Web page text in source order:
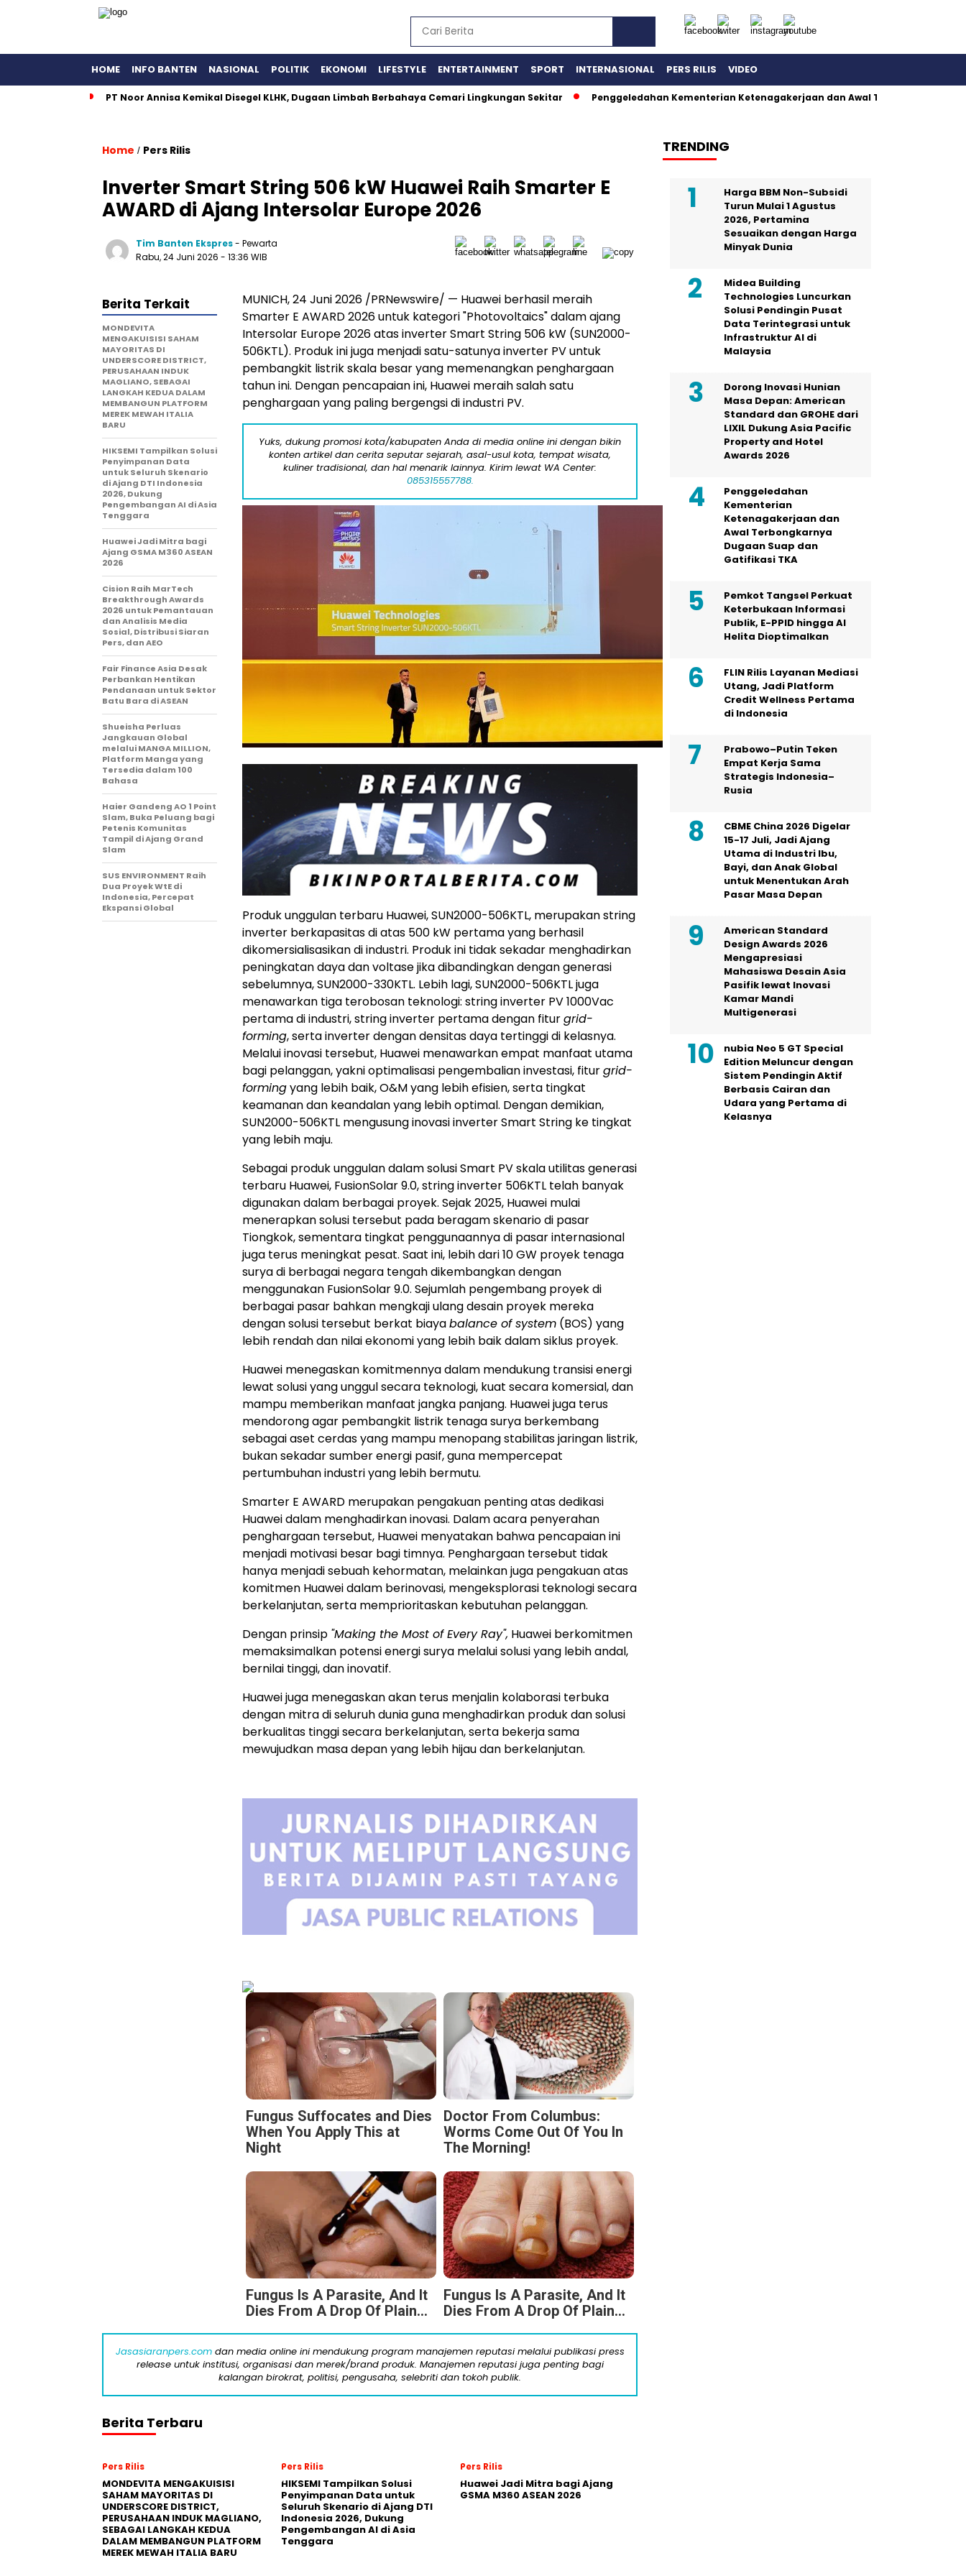
HOME INFO BANTEN NASIONAL POLITIK EKONOMI LIFESTYLE ENTERTAINMENT SPORT INTERNASIONAL PERS RILIS VIDEO
PT Noor Annisa Kemikal Disegel KLHK, Dugaan Limbah Berbahaya Cemari Lingkungan Sekitar Penggeledahan Kementerian Ketenagakerjaan dan Awal Terbongkarnya
Home / Pers Rilis
Inverter Smart String 506 kW Huawei Raih Smarter E
AWARD di Ajang Intersolar Europe 2026
Tim Banten Ekspres- Pewarta
Rabu, 24 Juni 2026 - 13:36 WIB
MUNICH, 24 Juni 2026 /PRNewswire/ — Huawei berhasil meraih
Smarter E AWARD 2026 untuk kategori "Photovoltaics" dalam ajang
Intersolar Europe 2026 atas inverter Smart String 506 kW (SUN2000-
506KTL). Produk ini juga menjadi satu-satunya inverter PV untuk
pembangkit listrik skala besar yang memenangkan penghargaan
tahun ini. Dengan pencapaian ini, Huawei meraih salah satu
penghargaan yang paling bergengsi di industri PV.
Yuks, dukung promosi kota/kabupaten Anda di media online ini dengan bikin
konten artikel dan cerita seputar sejarah, asal-usul kota, tempat wisata,
kuliner tradisional, dan hal menarik lainnya. Kirim lewat WA Center:
085315557788.
Produk unggulan terbaru Huawei, SUN2000-506KTL, merupakan string
inverter berkapasitas di atas 500 kW pertama yang berhasil
dikomersialisasikan di industri. Produk ini tidak sekadar menghadirkan
peningkatan daya dan voltase jika dibandingkan dengan generasi
sebelumnya, SUN2000-330KTL. Lebih lagi, SUN2000-506KTL juga
menawarkan tiga terobosan teknologi: string inverter PV 1000Vac
pertama di industri, string inverter pertama dengan fiturgrid-
forming, serta inverter dengan densitas daya tertinggi di kelasnya.
Melalui inovasi tersebut, Huawei menawarkan empat manfaat utama
bagi pelanggan, yakni optimalisasi pengembalian investasi, fiturgrid-
formingyang lebih baik, O&M yang lebih efisien, serta tingkat
keamanan dan keandalan yang lebih optimal. Dengan demikian,
SUN2000-506KTL mengusung inovasi inverter Smart String ke tingkat
yang lebih maju.
Sebagai produk unggulan dalam solusi Smart PV skala utilitas generasi
terbaru Huawei, FusionSolar 9.0, string inverter 506KTL telah banyak
digunakan dalam berbagai proyek. Sejak 2025, Huawei mulai
menerapkan solusi tersebut pada beragam skenario di pasar
Tiongkok, sementara tingkat penggunaannya di pasar internasional
juga terus meningkat pesat. Saat ini, lebih dari 10 GW proyek tenaga
surya di berbagai negara tengah dikembangkan dengan
menggunakan FusionSolar 9.0. Sejumlah pengembang proyek di
berbagai pasar bahkan mengkaji ulang desain proyek mereka
dengan solusi tersebut berkat biayabalance of system (BOS) yang
lebih rendah dan nilai ekonomi yang lebih baik dalam siklus proyek.
Huawei menegaskan komitmennya dalam mendukung transisi energi
lewat solusi yang unggul secara teknologi, kuat secara komersial, dan
mampu memberikan manfaat jangka panjang. Huawei juga terus
mendorong agar pembangkit listrik tenaga surya berkembang
sebagai aset cerdas yang mampu menopang stabilitas jaringan listrik,
bukan sekadar sumber energi pasif, guna mempercepat
pertumbuhan industri yang lebih bermutu.
Smarter E AWARD merupakan pengakuan penting atas dedikasi
Huawei dalam menghadirkan inovasi. Dalam acara penyerahan
penghargaan tersebut, Huawei menyatakan bahwa pencapaian ini
menjadi motivasi besar bagi timnya. Penghargaan tersebut tidak
hanya menjadi sebuah kehormatan, melainkan juga pengakuan atas
komitmen Huawei dalam berinovasi, mengeksplorasi teknologi secara
berkelanjutan, serta memprioritaskan kebutuhan pelanggan.
Dengan prinsip "Making the Most of Every Ray", Huawei berkomitmen
memaksimalkan potensi energi surya melalui solusi yang lebih andal,
bernilai tinggi, dan inovatif.
Huawei juga menegaskan akan terus menjalin kolaborasi terbuka
dengan mitra di seluruh dunia guna menghadirkan produk dan solusi
berkualitas tinggi secara berkelanjutan, serta bekerja sama
mewujudkan masa depan yang lebih hijau dan berkelanjutan.
Fungus Suffocates and Dies
When You Apply This at
Night
Doctor From Columbus:
Worms Come Out Of You In
The Morning!
Fungus Is A Parasite, And It
Dies From A Drop Of Plain...
Fungus Is A Parasite, And It
Dies From A Drop Of Plain...
Berita Terkait
MONDEVITA
MENGAKUISISI SAHAM
MAYORITAS DI
UNDERSCORE DISTRICT,
PERUSAHAAN INDUK
MAGLIANO, SEBAGAI
LANGKAH KEDUA DALAM
MEMBANGUN PLATFORM
MEREK MEWAH ITALIA
BARU
HIKSEMI Tampilkan Solusi
Penyimpanan Data
untuk Seluruh Skenario
di Ajang DTI Indonesia
2026, Dukung
Pengembangan AI di Asia
Tenggara
Huawei Jadi Mitra bagi
Ajang GSMA M360 ASEAN
2026
Cision Raih MarTech
Breakthrough Awards
2026 untuk Pemantauan
dan Analisis Media
Sosial, Distribusi Siaran
Pers, dan AEO
Fair Finance Asia Desak
Perbankan Hentikan
Pendanaan untuk Sektor
Batu Bara di ASEAN
Shueisha Perluas
Jangkauan Global
melalui MANGA MILLION,
Platform Manga yang
Tersedia dalam 100
Bahasa
Haier Gandeng AO 1 Point
Slam, Buka Peluang bagi
Petenis Komunitas
Tampil di Ajang Grand
Slam
SUS ENVIRONMENT Raih
Dua Proyek WtE di
Indonesia, Percepat
Ekspansi Global
Jasasiaranpers.comdan media online ini mendukung program manajemen reputasi melalui publikasi press
release untuk institusi, organisasi dan merek/brand produk. Manajemen reputasi juga penting bagi
kalangan birokrat, politisi, pengusaha, selebriti dan tokoh publik.
Berita Terbaru
Pers Rilis
MONDEVITA MENGAKUISISI
SAHAM MAYORITAS DI
UNDERSCORE DISTRICT,
PERUSAHAAN INDUK MAGLIANO,
SEBAGAI LANGKAH KEDUA
DALAM MEMBANGUN PLATFORM
MEREK MEWAH ITALIA BARU
Pers Rilis
HIKSEMI Tampilkan Solusi
Penyimpanan Data untuk
Seluruh Skenario di Ajang DTI
Indonesia 2026, Dukung
Pengembangan AI di Asia
Tenggara
Pers Rilis
Huawei Jadi Mitra bagi Ajang
GSMA M360 ASEAN 2026
TRENDING
Harga BBM Non-Subsidi
Turun Mulai 1 Agustus
2026, Pertamina
Sesuaikan dengan Harga
Minyak Dunia
Midea Building
Technologies Luncurkan
Solusi Pendingin Pusat
Data Terintegrasi untuk
Infrastruktur AI di
Malaysia
Dorong Inovasi Hunian
Masa Depan: American
Standard dan GROHE dari
LIXIL Dukung Asia Pacific
Property and Hotel
Awards 2026
Penggeledahan
Kementerian
Ketenagakerjaan dan
Awal Terbongkarnya
Dugaan Suap dan
Gatifikasi TKA
Pemkot Tangsel Perkuat
Keterbukaan Informasi
Publik, E-PPID hingga AI
Helita Dioptimalkan
FLIN Rilis Layanan Mediasi
Utang, Jadi Platform
Credit Wellness Pertama
di Indonesia
Prabowo–Putin Teken
Empat Kerja Sama
Strategis Indonesia–
Rusia
CBME China 2026 Digelar
15-17 Juli, Jadi Ajang
Utama di Industri Ibu,
Bayi, dan Anak Global
untuk Menentukan Arah
Pasar Masa Depan
American Standard
Design Awards 2026
Mengapresiasi
Mahasiswa Desain Asia
Pasifik lewat Inovasi
Kamar Mandi
Multigenerasi
nubia Neo 5 GT Special
Edition Meluncur dengan
Sistem Pendingin Aktif
Berbasis Cairan dan
Udara yang Pertama di
Kelasnya